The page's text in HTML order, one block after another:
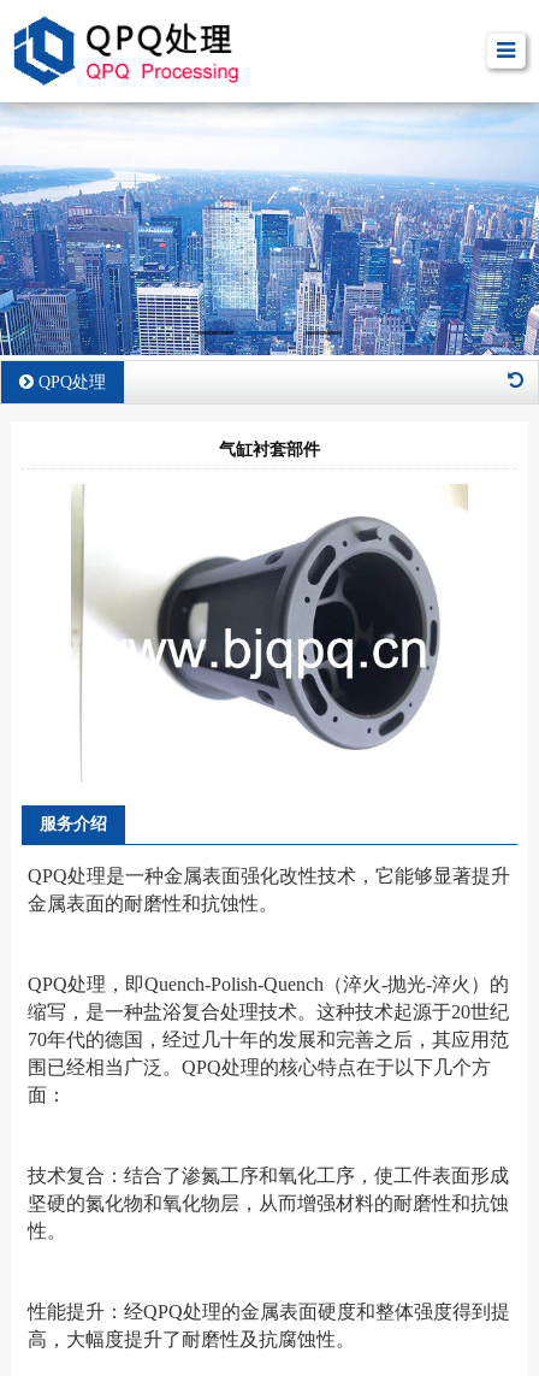
QPQ处理
气缸衬套部件
服务介绍
QPQ处理是一种金属表面强化改性技术，它能够显著提升
金属表面的耐磨性和抗蚀性。
QPQ处理，即Quench-Polish-Quench（淬火-抛光-淬火）的
缩写，是一种盐浴复合处理技术。这种技术起源于20世纪
70年代的德国，经过几十年的发展和完善之后，其应用范
围已经相当广泛。QPQ处理的核心特点在于以下几个方
面：
技术复合：结合了渗氮工序和氧化工序，使工件表面形成
坚硬的氮化物和氧化物层，从而增强材料的耐磨性和抗蚀
性。
性能提升：经QPQ处理的金属表面硬度和整体强度得到提
高，大幅度提升了耐磨性及抗腐蚀性。